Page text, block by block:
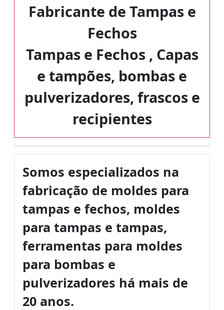
Fabricante de Tampas e
Fechos
Tampas e Fechos , Capas
e tampões, bombas e
pulverizadores, frascos e
recipientes
Somos especializados na
fabricação de moldes para
tampas e fechos, moldes
para tampas e tampas,
ferramentas para moldes
para bombas e
pulverizadores há mais de
20 anos.